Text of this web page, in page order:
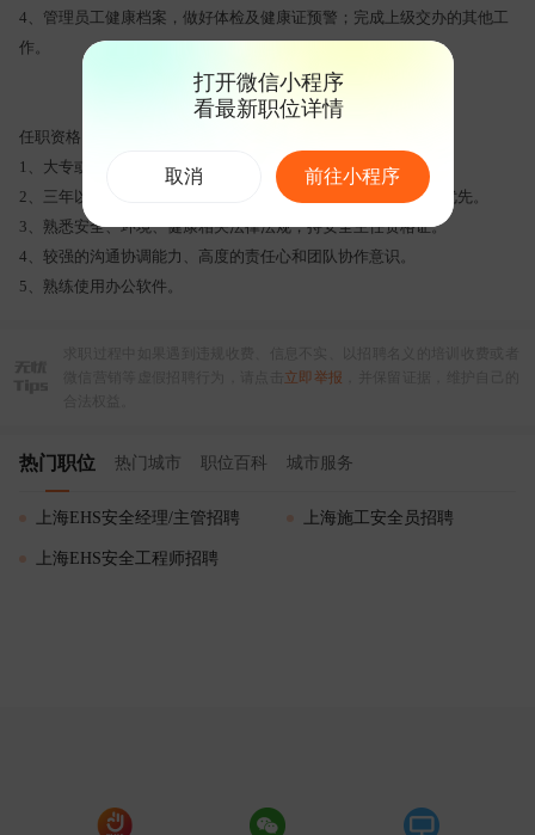
4、管理员工健康档案，做好体检及健康证预警；完成上级交办的其他工
作。
任职资格：
1、大专或以上学历。
2、三年以上工厂ESH工作经验，有制造型外企ESH工作经验者优先。
3、熟悉安全、环境、健康相关法律法规，持安全主任资格证。
4、较强的沟通协调能力、高度的责任心和团队协作意识。
5、熟练使用办公软件。
立即举报
热门职位 热门城市 职位百科 城市服务
上海EHS安全经理/主管招聘 上海施工安全员招聘
上海EHS安全工程师招聘
打开微信小程序
看最新职位详情
取消 前往小程序